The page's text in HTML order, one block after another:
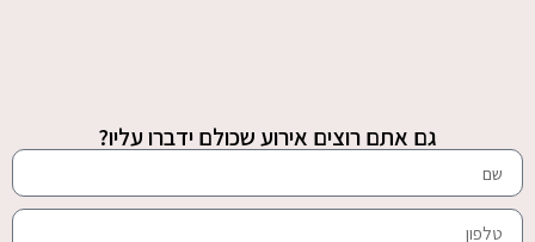
גם אתם רוצים אירוע שכולם ידברו עליו?